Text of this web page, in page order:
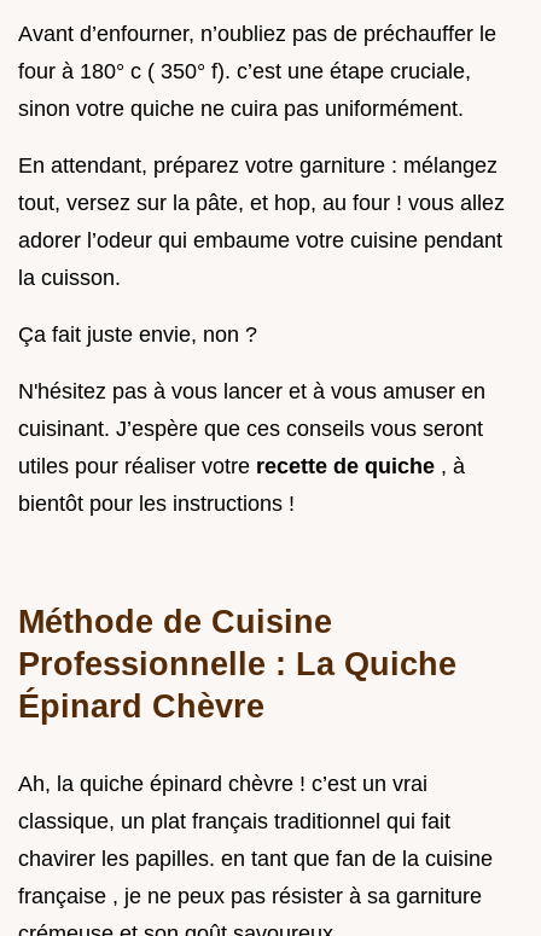
Avant d’enfourner, n’oubliez pas de préchauffer le
four à 180° c ( 350° f). c’est une étape cruciale,
sinon votre quiche ne cuira pas uniformément.
En attendant, préparez votre garniture : mélangez
tout, versez sur la pâte, et hop, au four ! vous allez
adorer l’odeur qui embaume votre cuisine pendant
la cuisson.
Ça fait juste envie, non ?
N'hésitez pas à vous lancer et à vous amuser en
cuisinant. J’espère que ces conseils vous seront
utiles pour réaliser votre recette de quiche , à
bientôt pour les instructions !
Méthode de Cuisine
Professionnelle : La Quiche
Épinard Chèvre
Ah, la quiche épinard chèvre ! c’est un vrai
classique, un plat français traditionnel qui fait
chavirer les papilles. en tant que fan de la cuisine
française , je ne peux pas résister à sa garniture